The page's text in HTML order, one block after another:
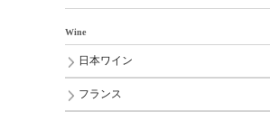
Wine
日本ワイン
フランス